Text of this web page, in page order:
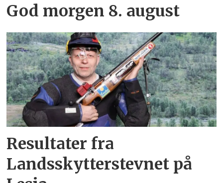
God morgen 8. august
Resultater fra
Landsskytterstevnet på